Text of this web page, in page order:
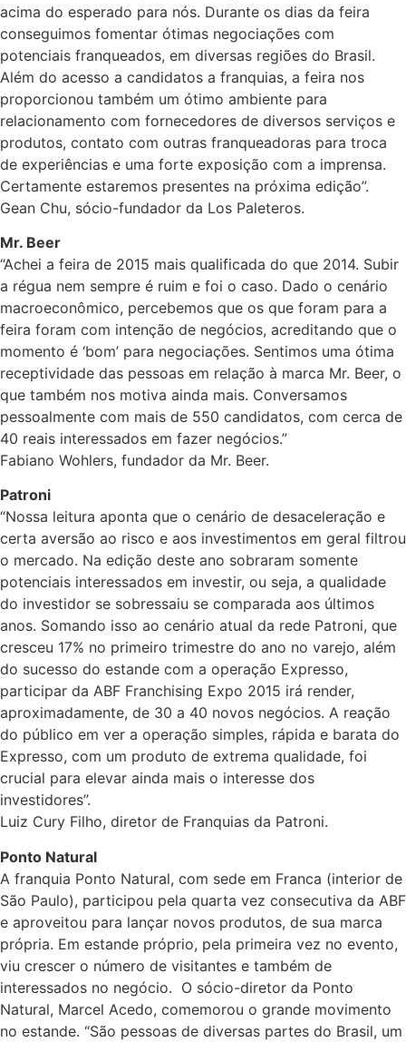
acima do esperado para nós. Durante os dias da feira
conseguimos fomentar ótimas negociações com
potenciais franqueados, em diversas regiões do Brasil.
Além do acesso a candidatos a franquias, a feira nos
proporcionou também um ótimo ambiente para
relacionamento com fornecedores de diversos serviços e
produtos, contato com outras franqueadoras para troca
de experiências e uma forte exposição com a imprensa.
Certamente estaremos presentes na próxima edição”.
Gean Chu, sócio-fundador da Los Paleteros.
Mr. Beer
“Achei a feira de 2015 mais qualificada do que 2014. Subir
a régua nem sempre é ruim e foi o caso. Dado o cenário
macroeconômico, percebemos que os que foram para a
feira foram com intenção de negócios, acreditando que o
momento é ‘bom’ para negociações. Sentimos uma ótima
receptividade das pessoas em relação à marca Mr. Beer, o
que também nos motiva ainda mais. Conversamos
pessoalmente com mais de 550 candidatos, com cerca de
40 reais interessados em fazer negócios.”
Fabiano Wohlers, fundador da Mr. Beer.
Patroni
“Nossa leitura aponta que o cenário de desaceleração e
certa aversão ao risco e aos investimentos em geral filtrou
o mercado. Na edição deste ano sobraram somente
potenciais interessados em investir, ou seja, a qualidade
do investidor se sobressaiu se comparada aos últimos
anos. Somando isso ao cenário atual da rede Patroni, que
cresceu 17% no primeiro trimestre do ano no varejo, além
do sucesso do estande com a operação Expresso,
participar da ABF Franchising Expo 2015 irá render,
aproximadamente, de 30 a 40 novos negócios. A reação
do público em ver a operação simples, rápida e barata do
Expresso, com um produto de extrema qualidade, foi
crucial para elevar ainda mais o interesse dos
investidores”.
Luiz Cury Filho, diretor de Franquias da Patroni.
Ponto Natural
A franquia Ponto Natural, com sede em Franca (interior de
São Paulo), participou pela quarta vez consecutiva da ABF
e aproveitou para lançar novos produtos, de sua marca
própria. Em estande próprio, pela primeira vez no evento,
viu crescer o número de visitantes e também de
interessados no negócio. O sócio-diretor da Ponto
Natural, Marcel Acedo, comemorou o grande movimento
no estande. “São pessoas de diversas partes do Brasil, um